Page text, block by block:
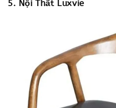
5. Nội Thất Luxvie